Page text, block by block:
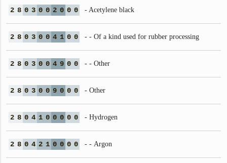
2 8 0 3 0 0 2 0 0 0 - Acetylene black
2 8 0 3 0 0 4 1 0 0 - - Of a kind used for rubber processing
2 8 0 3 0 0 4 9 0 0 - - Other
2 8 0 3 0 0 9 0 0 0 - Other
2 8 0 4 1 0 0 0 0 0 - Hydrogen
2 8 0 4 2 1 0 0 0 0 - - Argon